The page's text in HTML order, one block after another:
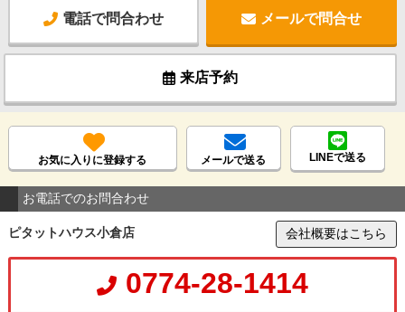
電話で問合わせ メールで問合せ
来店予約
お気に入りに登録する メールで送る LINEで送る
お電話でのお問合わせ
ピタットハウス小倉店 会社概要はこちら
0774-28-1414